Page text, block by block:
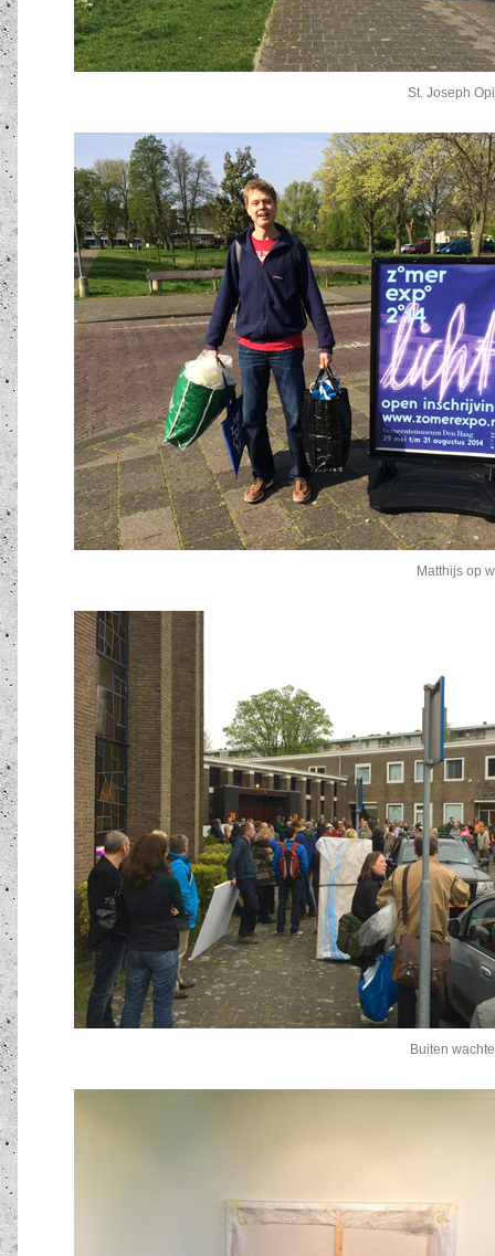
St. Joseph
Matthijs op
Buiten